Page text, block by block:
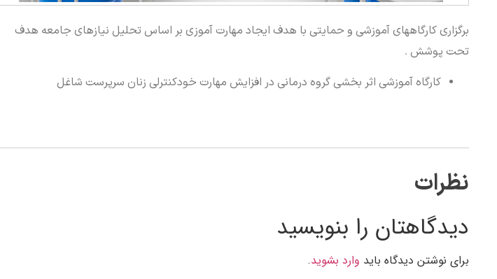
برگزاری کارگاههای آموزشی و حمایتی با هدف ایجاد مهارت آموزی بر اساس تحلیل نیازهای جامعه هدف
تحت پوشش .
کارگاه آموزشی اثر بخشی گروه درمانی در افزایش مهارت خودکنترلی زنان سرپرست شاغل
نظرات
دیدگاهتان را بنویسید
برای نوشتن دیدگاه باید وارد بشوید.